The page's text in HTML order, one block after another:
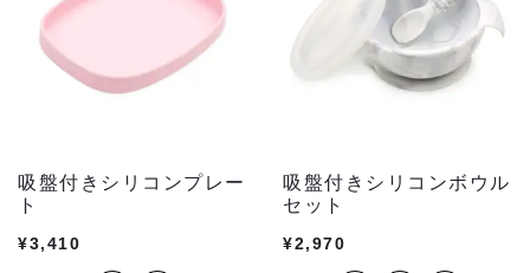
吸盤付きシリコンプレー
ト
¥3,410
吸盤付きシリコンボウル
セット
¥2,970